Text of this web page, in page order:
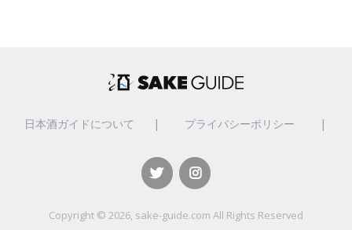
日本酒ガイドについて | プライバシーポリシー |
Copyright © 2026, sake-guide.com All Rights Reserved